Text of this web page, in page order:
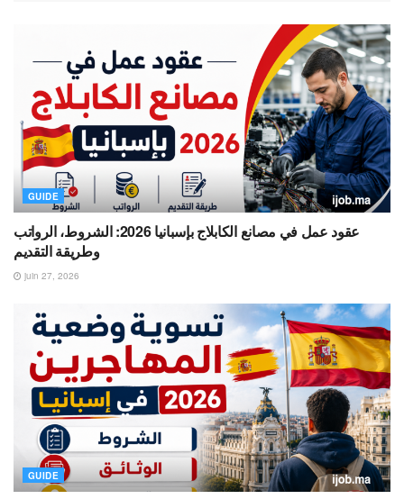
GUIDE
عقود عمل في مصانع الكابلاج بإسبانيا 2026: الشروط، الرواتب
وطريقة التقديم
juin 27, 2026
GUIDE